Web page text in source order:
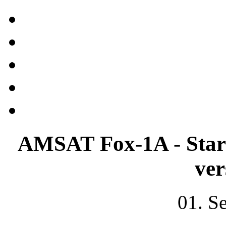
AMSAT Fox-1A -
01.